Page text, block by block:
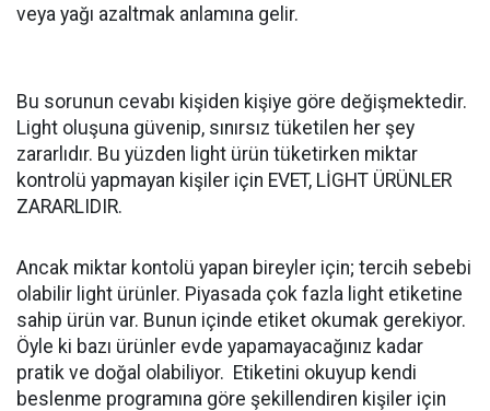
veya yağı azaltmak anlamına gelir.
Bu sorunun cevabı kişiden kişiye göre değişmektedir.
Light oluşuna güvenip, sınırsız tüketilen her şey
zararlıdır. Bu yüzden light ürün tüketirken miktar
kontrolü yapmayan kişiler için EVET, LİGHT ÜRÜNLER
ZARARLIDIR.
Ancak miktar kontolü yapan bireyler için; tercih sebebi
olabilir light ürünler. Piyasada çok fazla light etiketine
sahip ürün var. Bunun içinde etiket okumak gerekiyor.
Öyle ki bazı ürünler evde yapamayacağınız kadar
pratik ve doğal olabiliyor. Etiketini okuyup kendi
beslenme programına göre şekillendiren kişiler için